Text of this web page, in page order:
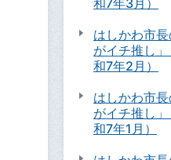
和7年3月）
はしかわ市
がイチ推し
和7年2月）
はしかわ市
がイチ推し
和7年1月）